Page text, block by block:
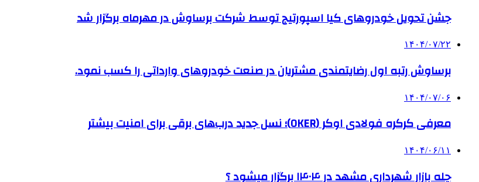
جشن تحویل خودروهای کیا اسپورتیج توسط شرکت برساوش در مهرماه برگزار شد
۱۴۰۴/۰۷/۲۲
برساوش رتبه اول رضایتمندی مشتریان در صنعت خودروهای وارداتی را کسب نمود.
۱۴۰۴/۰۷/۰۶
معرفی کرکره فولادی اوکر (OKER)؛ نسل جدید درب‌های برقی برای امنیت بیشتر
۱۴۰۴/۰۶/۱۱
چله بازار شهرداری مشهد در ۱۴۰۴ برگزار میشود ؟